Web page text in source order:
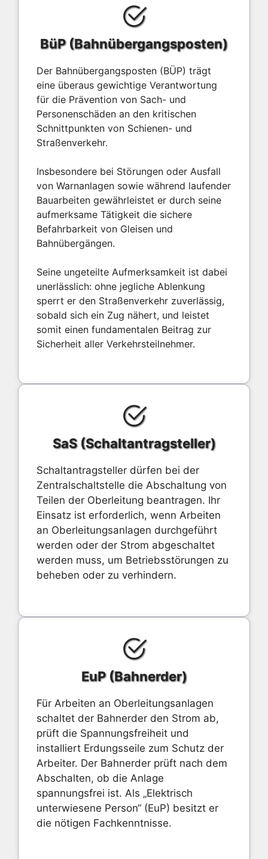
BüP (Bahnübergangsposten)
Der Bahnübergangsposten (BÜP) trägt
eine überaus gewichtige Verantwortung
für die Prävention von Sach- und
Personenschäden an den kritischen
Schnittpunkten von Schienen- und
Straßenverkehr.
Insbesondere bei Störungen oder Ausfall
von Warnanlagen sowie während laufender
Bauarbeiten gewährleistet er durch seine
aufmerksame Tätigkeit die sichere
Befahrbarkeit von Gleisen und
Bahnübergängen.
Seine ungeteilte Aufmerksamkeit ist dabei
unerlässlich: ohne jegliche Ablenkung
sperrt er den Straßenverkehr zuverlässig,
sobald sich ein Zug nähert, und leistet
somit einen fundamentalen Beitrag zur
Sicherheit aller Verkehrsteilnehmer.
SaS (Schaltantragsteller)
Schaltantragsteller dürfen bei der
Zentralschaltstelle die Abschaltung von
Teilen der Oberleitung beantragen. Ihr
Einsatz ist erforderlich, wenn Arbeiten
an Oberleitungsanlagen durchgeführt
werden oder der Strom abgeschaltet
werden muss, um Betriebsstörungen zu
beheben oder zu verhindern.
EuP (Bahnerder)
Für Arbeiten an Oberleitungsanlagen
schaltet der Bahnerder den Strom ab,
prüft die Spannungsfreiheit und
installiert Erdungsseile zum Schutz der
Arbeiter. Der Bahnerder prüft nach dem
Abschalten, ob die Anlage
spannungsfrei ist. Als „Elektrisch
unterwiesene Person“ (EuP) besitzt er
die nötigen Fachkenntnisse.